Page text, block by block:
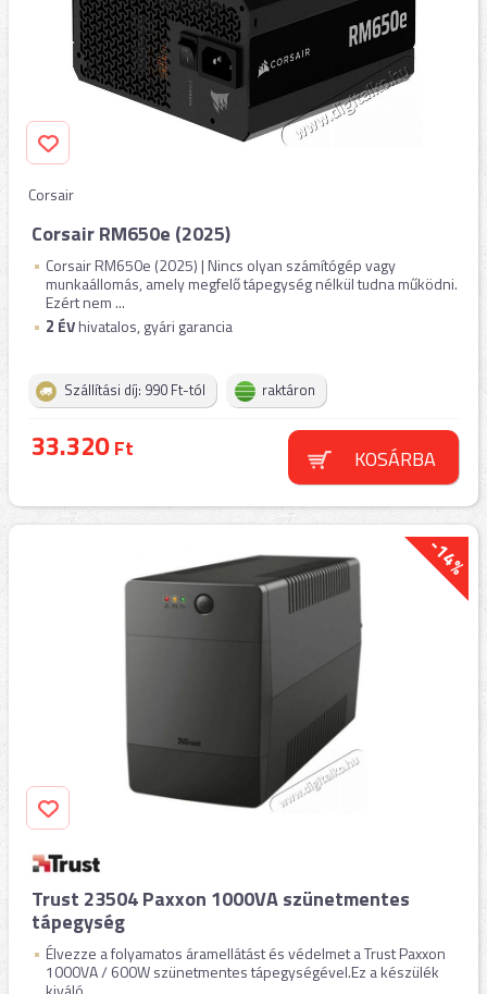
Corsair
Corsair RM650e (2025)
Corsair RM650e (2025) | Nincs olyan számítógép vagy
munkaállomás, amely megfelő tápegység nélkül tudna működni.
Ezért nem ...
2 ÉVhivatalos, gyári garancia
Szállítási díj: 990 Ft-tól raktáron
33.320Ft KOSÁRBA
-14%
Trust 23504 Paxxon 1000VA szünetmentes
tápegység
Élvezze a folyamatos áramellátást és védelmet a Trust Paxxon
1000VA / 600W szünetmentes tápegységével.Ez a készülék